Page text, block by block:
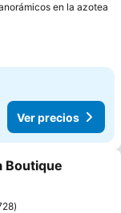
en la azotea
Ver precios
Boutique